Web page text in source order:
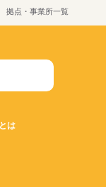
拠点・事業所一覧
は